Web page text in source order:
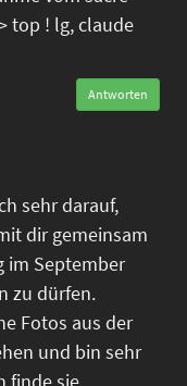
top ! lg, claude
Antworten
sehr darauf,
dir gemeinsam
im September
zu dürfen.
Fotos aus der
und bin sehr